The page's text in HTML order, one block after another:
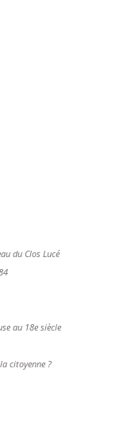
du Clos Lucé
au 18e siècle
citoyenne ?